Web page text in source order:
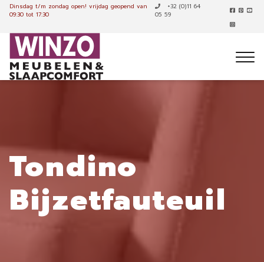
Dinsdag t/m zondag open! vrijdag geopend van
09:30 tot 17:30
+32 (0)11 64
05 59
Tondino
Bijzetfauteuil